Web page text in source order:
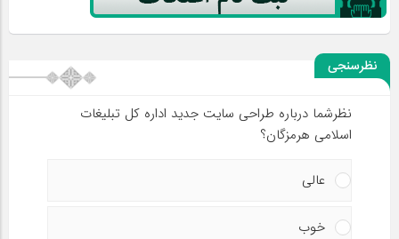
نظرسنجی
نظرشما درباره طراحی سایت جدید اداره کل تبلیغات
اسلامی هرمزگان؟
عالی
خوب